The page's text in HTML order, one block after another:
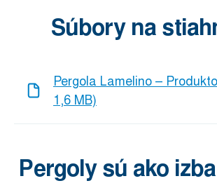
Súbory na
Pergola Lamelino –
1,6 MB)
Pergoly sú ako